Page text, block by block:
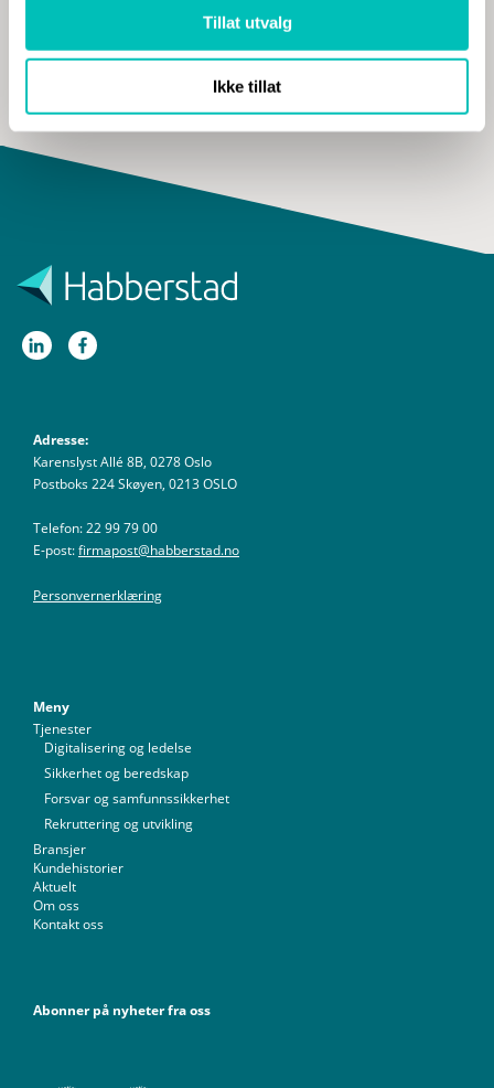
Tillat utvalg
Ikke tillat
Adresse:
Karenslyst Allé 8B, 0278 Oslo
Postboks 224 Skøyen, 0213 OSLO
Telefon: 22 99 79 00
E-post:firmapost@habberstad.no
Personvernerklæring
Meny
Tjenester
Digitalisering og ledelse
Sikkerhet og beredskap
Forsvar og samfunnssikkerhet
Rekruttering og utvikling
Bransjer
Kundehistorier
Aktuelt
Om oss
Kontakt oss
Abonner på nyheter fra oss